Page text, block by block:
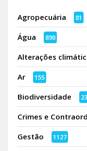
Agropecuária 81
Água 890
Alterações
Ar 155
Biodiversidade
Crimes e
Gestão 1127